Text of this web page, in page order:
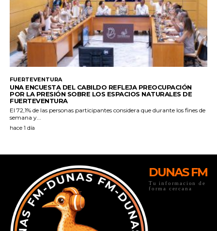
DUNAS FM
Tu informacion de
forma cercana